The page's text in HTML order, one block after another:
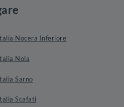
Nocera Inferiore
Nola
Sarno
Scafati